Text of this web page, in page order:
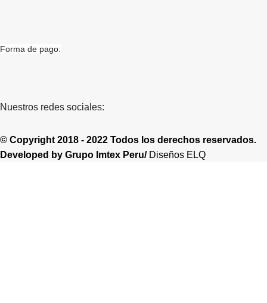
Forma de pago:
Nuestros redes sociales:
© Copyright 2018 - 2022 Todos los derechos reservados.
Developed by Grupo Imtex Peru/ Diseños ELQ